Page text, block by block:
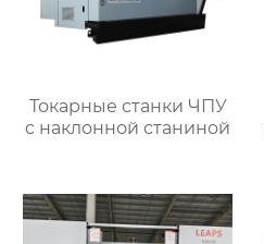
Токарные станки ЧПУ
c наклонной станиной